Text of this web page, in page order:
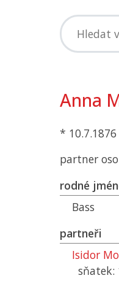
Anna
* 10.7.1876
partner
rodné
Bass
partneři
Isidor
sňatek: